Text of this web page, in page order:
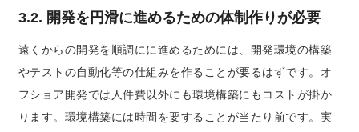
3.2. 開発を円滑に進めるための体制作りが必要
遠くからの開発を順調にに進めるためには、開発環境の構築
やテストの自動化等の仕組みを作ることが要るはずです。オ
フショア開発では人件費以外にも環境構築にもコストが掛か
ります。環境構築には時間を要することが当たり前です。実